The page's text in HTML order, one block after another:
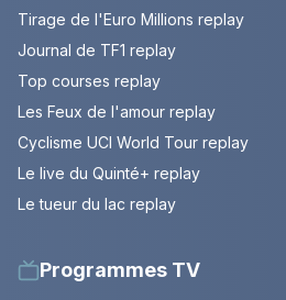
Tirage de l'Euro Millions replay
Journal de TF1 replay
Top courses replay
Les Feux de l'amour replay
Cyclisme UCI World Tour replay
Le live du Quinté+ replay
Le tueur du lac replay
Programmes TV